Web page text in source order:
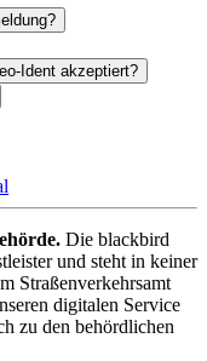
Ident akzeptiert?
Die blackbird
und steht in keiner
Straßenverkehrsamt
digitalen Service
zu den behördlichen